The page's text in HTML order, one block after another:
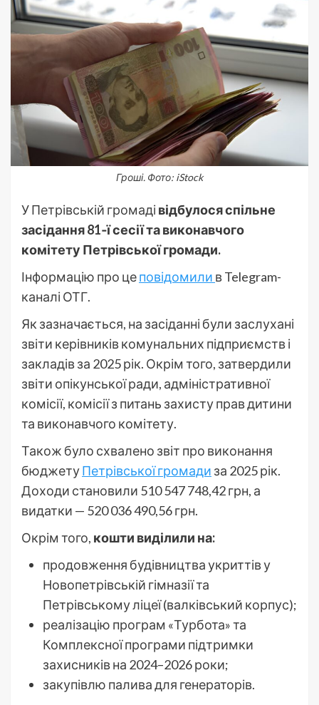
Гроші. Фото: iStock
У Петрівській громаді відбулося спільне
засідання 81‑ї сесії та виконавчого
комітету Петрівської громади.
Інформацію про цеповідомили в Telegram-
каналі ОТГ.
Як зазначається, на засіданні були заслухані
звіти керівників комунальних підприємств і
закладів за 2025 рік. Окрім того, затвердили
звіти опікунської ради, адміністративної
комісії, комісії з питань захисту прав дитини
та виконавчого комітету.
Також було схвалено звіт про виконання
бюджетуПетрівської громади за 2025 рік.
Доходи становили 510 547 748,42 грн, а
видатки — 520 036 490,56 грн.
Окрім того, кошти виділили на:
продовження будівництва укриттів у
Новопетрівській гімназії та
Петрівському ліцеї (валківський корпус);
реалізацію програм «Турбота» та
Комплексної програми підтримки
захисників на 2024–2026 роки;
закупівлю палива для генераторів.